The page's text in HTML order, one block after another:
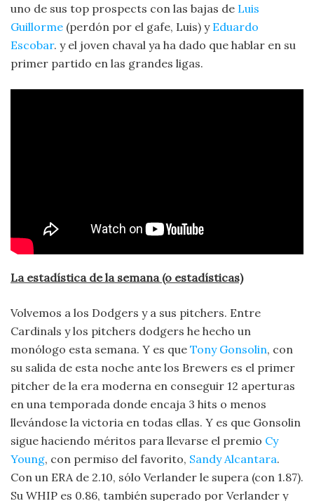
uno de sus top prospects con las bajas de Luis
Guillorme (perdón por el gafe, Luis) y Eduardo
Escobar. y el joven chaval ya ha dado que hablar en su
primer partido en las grandes ligas.
La estadística de la semana (o estadísticas)
Volvemos a los Dodgers y a sus pitchers. Entre
Cardinals y los pitchers dodgers he hecho un
monólogo esta semana. Y es que Tony Gonsolin, con
su salida de esta noche ante los Brewers es el primer
pitcher de la era moderna en conseguir 12 aperturas
en una temporada donde encaja 3 hits o menos
llevándose la victoria en todas ellas. Y es que Gonsolin
sigue haciendo méritos para llevarse el premio Cy
Young, con permiso del favorito, Sandy Alcantara.
Con un ERA de 2.10, sólo Verlander le supera (con 1.87).
Su WHIP es 0.86, también superado por Verlander y